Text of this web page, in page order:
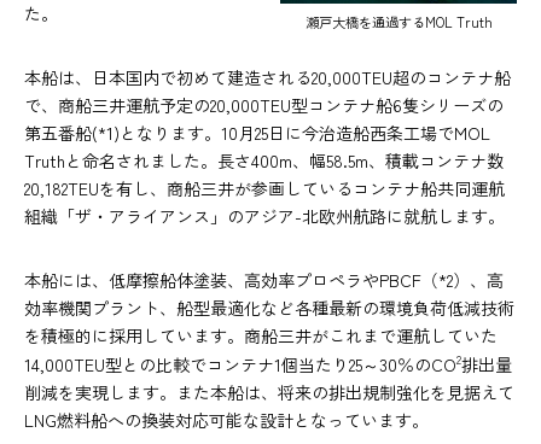
瀬戸大橋を通過するMOL Truth
た。
本船は、日本国内で初めて建造される20,000TEU超のコンテナ船
で、商船三井運航予定の20,000TEU型コンテナ船6隻シリーズの
第五番船(*1)となります。10月25日に今治造船西条工場でMOL
Truthと命名されました。長さ400m、幅58.5m、積載コンテナ数
20,182TEUを有し、商船三井が参画しているコンテナ船共同運航
組織「ザ・アライアンス」のアジア-北欧州航路に就航します。
本船には、低摩擦船体塗装、高効率プロペラやPBCF（*2）、高
効率機関プラント、船型最適化など各種最新の環境負荷低減技術
を積極的に採用しています。商船三井がこれまで運航していた
14,000TEU型との比較でコンテナ1個当たり25～30％のCO2排出量
削減を実現します。また本船は、将来の排出規制強化を見据えて
LNG燃料船への換装対応可能な設計となっています。